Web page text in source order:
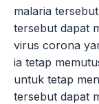
malaria
tersebut dapat
virus corona
ia tetap
untuk tetap
tersebut dapat